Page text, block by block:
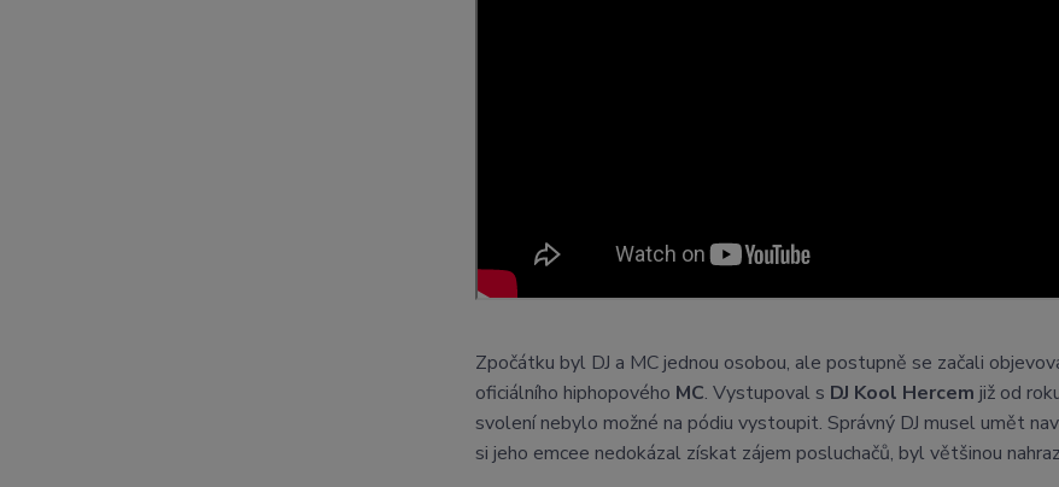
Zpočátku byl DJ a MC jednou osobou, ale postupně se začali
oficiálního hiphopového MC. Vystupoval s DJ Kool Hercem již od
svolení nebylo možné na pódiu vystoupit. Správný DJ musel umět
si jeho emcee nedokázal získat zájem posluchačů, byl většinou